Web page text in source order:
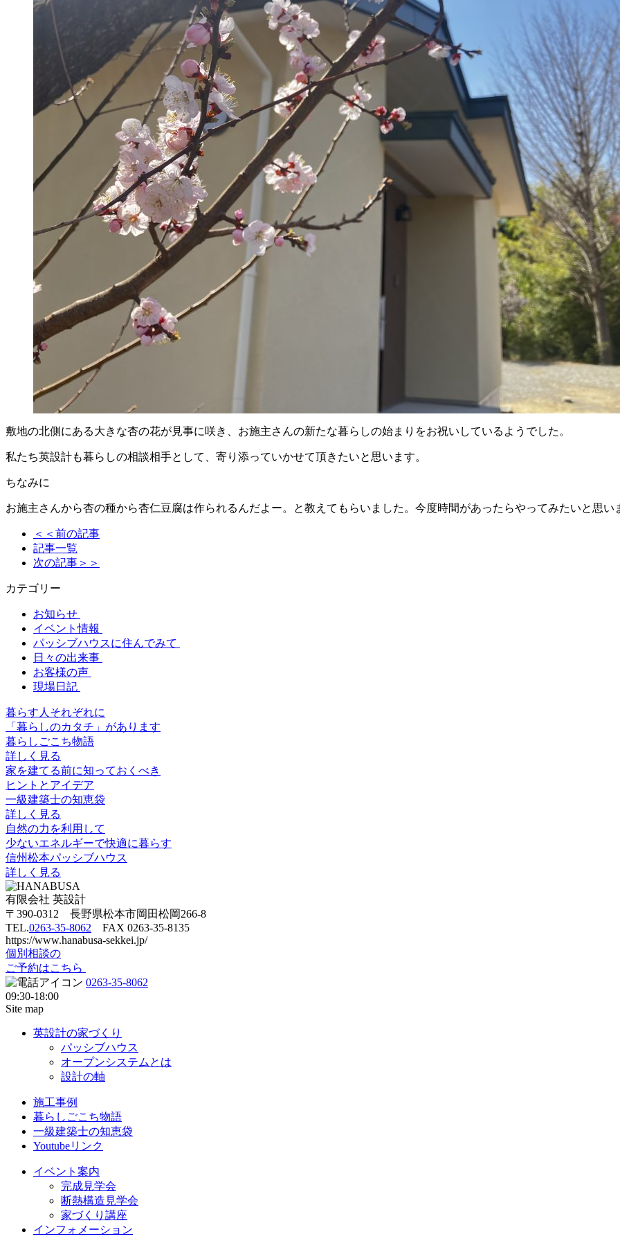
敷地の北側にある大きな杏の花が見事に咲き、お施主さんの新たな暮らしの始まりをお祝いしているようでした。
私たち英設計も暮らしの相談相手として、寄り添っていかせて頂きたいと思います。
ちなみに
お施主さんから杏の種から杏仁豆腐は作られるんだよー。と教えてもらいました。今度時間があったらやってみたいと思い
＜＜前の記事
記事一覧
次の記事＞＞
カテゴリー
お知らせ
イベント情報
パッシブハウスに住んでみて
日々の出来事
お客様の声
現場日記
暮らす人それぞれに
「暮らしのカタチ」があります
暮らしごこち物語
詳しく見る
家を建てる前に知っておくべき
ヒントとアイデア
一級建築士の知恵袋
詳しく見る
自然の力を利用して
少ないエネルギーで快適に暮らす
信州松本パッシブハウス
詳しく見る
有限会社 英設計
〒390-0312 長野県松本市岡田松岡266-8
TEL.0263-35-8062 FAX 0263-35-8135
https://www.hanabusa-sekkei.jp/
個別相談の
ご予約はこちら
0263-35-8062
09:30-18:00
Site map
英設計の家づくり
パッシブハウス
オープンシステムとは
設計の軸
施工事例
暮らしごこち物語
一級建築士の知恵袋
Youtubeリンク
イベント案内
完成見学会
断熱構造見学会
家づくり講座
インフォメーション